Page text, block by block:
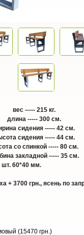
вес ----- 215 кг.
длина ----- 300 см.
сидения ----- 42 см.
сидения ----- 44 см.
со спинкой ----- 80 см.
закладной ----- 35 см.
----- 10 шт.
+ 3700 грн., ясень по
(15470 грн.)